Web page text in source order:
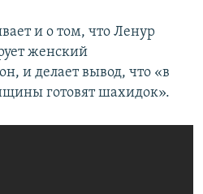
и о том, что Ленур
женский
и делает вывод, что «в
готовят шахидок».